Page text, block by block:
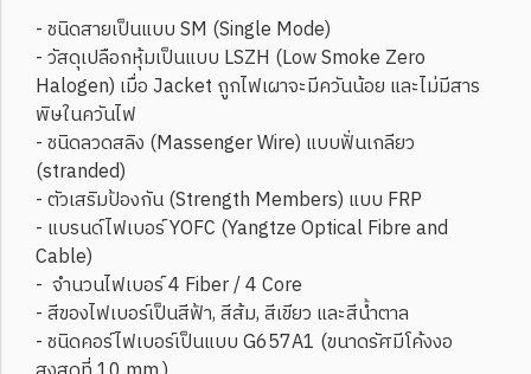
- ชนิดสายเป็นแบบ SM (Single Mode)
- วัสดุเปลือกหุ้มเป็นแบบ LSZH (Low Smoke Zero
Halogen) เมื่อ Jacket ถูกไฟเผาจะมีควันน้อย และไม่มีสาร
พิษในควันไฟ
- ชนิดลวดสลิง (Massenger Wire) แบบฟั่นเกลียว
(stranded)
- ตัวเสริมป้องกัน (Strength Members) แบบ FRP
- แบรนด์ไฟเบอร์ YOFC (Yangtze Optical Fibre and
Cable)
- จำนวนไฟเบอร์ 4 Fiber / 4 Core
- สีของไฟเบอร์เป็นสีฟ้า, สีส้ม, สีเขียว และสีน้ำตาล
- ชนิดคอร์ไฟเบอร์เป็นแบบ G657A1 (ขนาดรัศมีโค้งงอ